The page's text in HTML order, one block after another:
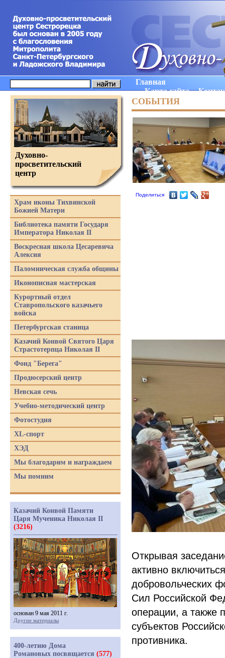
Главная
Карта сайта
СОБЫТИЯ
Поделиться
Открывая
активно
добровольческих
Сил Российской
операции, а также
субъектов
противника.
Духовно-
просветительский
центр
Храм иконы Тихвинской
Божией Матери
Библиотека памяти Государя
Императора Николая II
Воскресная школа Цесаревича
Алексия
Паломническая служба общины
Иконописная мастерская
Курортный отдел
Ставропольского казачьего
войска
Петербургская станица
Казачий Конвой Святого Царя
Страстотерпца Николая II
Фонд "Берега"
Продюсерский центр
Невская сечь
Учебно-методический центр
Фотостудия
XL-спорт
ХЭД
Мы благодарим и награждаем
Мы помним
Казачий Конвой Памяти
Царя Мученика Николая II
(3216)
основан 9 мая 2011 г.
Другие материалы
400-летию Дома
Романовых посвящается (577)